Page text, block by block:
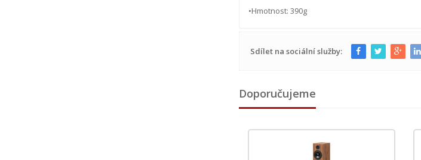
•Hmotnost: 390g
Sdílet na sociální služby:
Doporučujeme